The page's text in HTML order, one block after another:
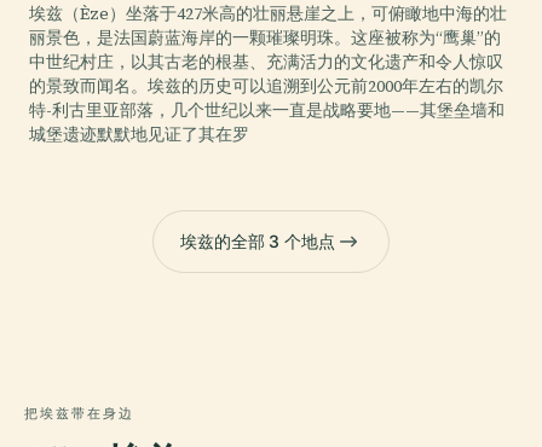
埃兹（Èze）坐落于427米高的壮丽悬崖之上，可俯瞰地中海的壮
丽景色，是法国蔚蓝海岸的一颗璀璨明珠。这座被称为“鹰巢”的
中世纪村庄，以其古老的根基、充满活力的文化遗产和令人惊叹
的景致而闻名。埃兹的历史可以追溯到公元前2000年左右的凯尔
特-利古里亚部落，几个世纪以来一直是战略要地——其堡垒墙和
城堡遗迹默默地见证了其在罗
埃兹的全部 3 个地点
把埃兹带在身边